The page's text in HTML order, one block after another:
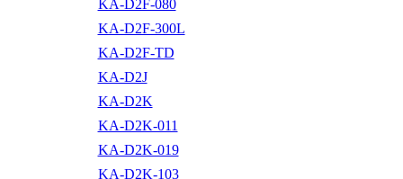
KA-D2F-080
KA-D2F-300L
KA-D2F-TD
KA-D2J
KA-D2K
KA-D2K-011
KA-D2K-019
KA-D2K-103